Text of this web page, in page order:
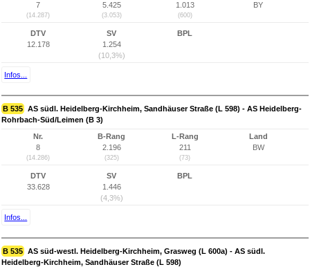
7
(14.287)
5.425
(3.053)
1.013
(600)
BY
DTV
12.178
SV
1.254
(10,3%)
BPL
Infos...
B 535 AS südl. Heidelberg-Kirchheim, Sandhäuser Straße (L 598) - AS Heidelberg-
Rohrbach-Süd/Leimen (B 3)
Nr.
8
(14.286)
B-Rang
2.196
(325)
L-Rang
211
(73)
Land
BW
DTV
33.628
SV
1.446
(4,3%)
BPL
Infos...
B 535 AS süd-westl. Heidelberg-Kirchheim, Grasweg (L 600a) - AS südl.
Heidelberg-Kirchheim, Sandhäuser Straße (L 598)